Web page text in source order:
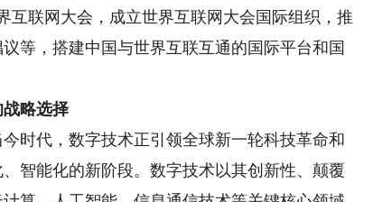
互联网大会，成立世界互联网大会国际组织，推
等，搭建中国与世界互联互通的国际平台和国
略选择
今时代，数字技术正引领全球新一轮科技革命和
智能化的新阶段。数字技术以其创新性、颠覆